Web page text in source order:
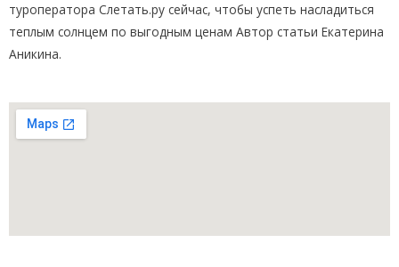
туроператора Слетать.ру сейчас, чтобы успеть насладиться
теплым солнцем по выгодным ценам Автор статьи Екатерина
Аникина.